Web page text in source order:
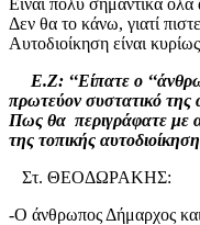
Είναι πολύ σημαντικά
Δεν θα το κάνω, γιατί
Αυτοδιοίκηση είναι
Ε.Ζ: ‘‘Είπατε ο
πρωτεύον συστατικό της
Πως θα περιγράφατε με
της τοπικής
Στ. ΘΕΟΔΩΡΑΚΗΣ:
-Ο άνθρωπος Δήμαρχος και